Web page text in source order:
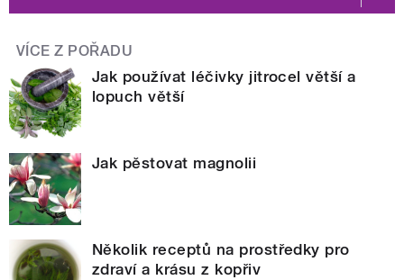
VÍCE Z POŘADU
Jak používat léčivky jitrocel větší a
lopuch větší
Jak pěstovat magnolii
Několik receptů na prostředky pro
zdraví a krásu z kopřiv